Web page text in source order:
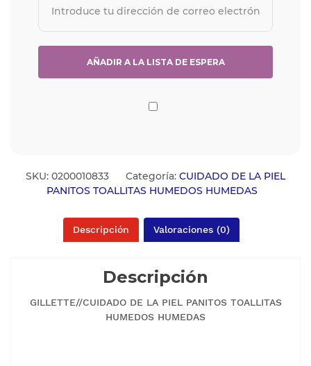
SKU: 0200010833 Categoría: CUIDADO DE LA PIEL
PANITOS TOALLITAS HUMEDOS HUMEDAS
Descripción Valoraciones (0)
Descripción
GILLETTE//CUIDADO DE LA PIEL PANITOS TOALLITAS
HUMEDOS HUMEDAS